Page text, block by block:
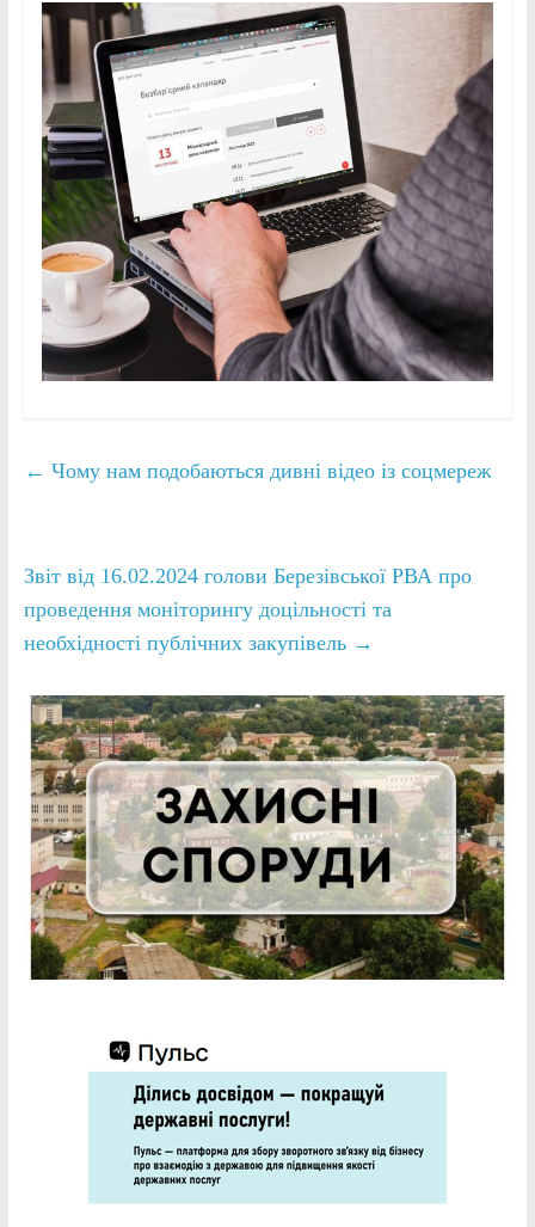
← Чому нам подобаються дивні відео із соцмереж
Звіт від 16.02.2024 голови Березівської РВА про
проведення моніторингу доцільності та
необхідності публічних закупівель →